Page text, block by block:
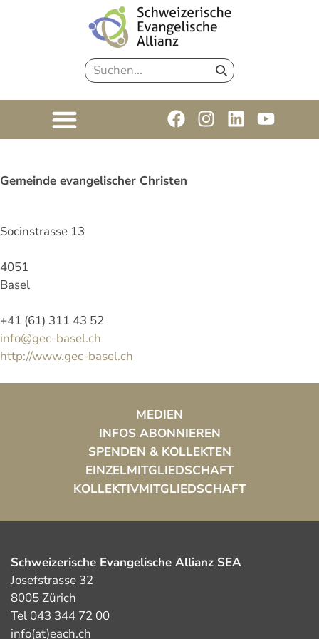
Gemeinde evangelischer Christen
Socinstrasse 13
4051
Basel
+41 (61) 311 43 52
info@gec-basel.ch
http://www.gec-basel.ch
MEDIEN
INFOS ABONNIEREN
SPENDEN & KOLLEKTEN
EINZELMITGLIEDSCHAFT
KOLLEKTIVMITGLIEDSCHAFT
Schweizerische Evangelische Allianz SEA
Josefstrasse 32
8005 Zürich
Tel 043 344 72 00
info(at)each.ch